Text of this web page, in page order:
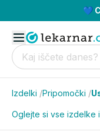
💙
Izdelki /Pripomočki /
Oglejte si vse izdelke